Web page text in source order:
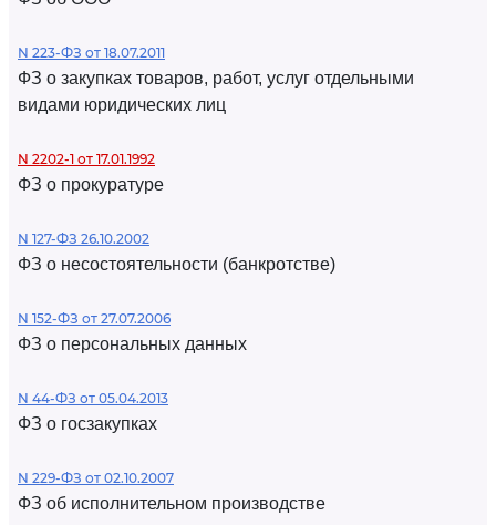
N 223-ФЗ от 18.07.2011
ФЗ о закупках товаров, работ, услуг отдельными
видами юридических лиц
N 2202-1 от 17.01.1992
ФЗ о прокуратуре
N 127-ФЗ 26.10.2002
ФЗ о несостоятельности (банкротстве)
N 152-ФЗ от 27.07.2006
ФЗ о персональных данных
N 44-ФЗ от 05.04.2013
ФЗ о госзакупках
N 229-ФЗ от 02.10.2007
ФЗ об исполнительном производстве